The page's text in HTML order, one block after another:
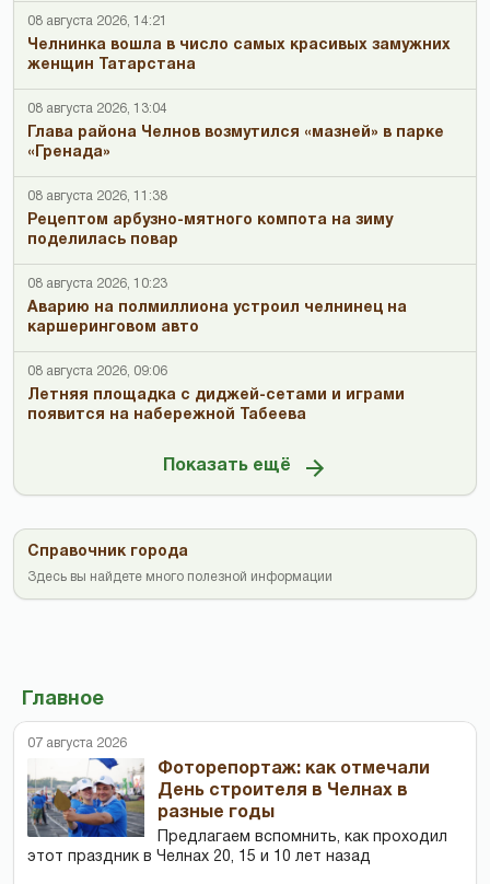
08 августа 2026, 14:21
Челнинка вошла в число самых красивых замужних
женщин Татарстана
08 августа 2026, 13:04
Глава района Челнов возмутился «мазней» в парке
«Гренада»
08 августа 2026, 11:38
Рецептом арбузно-мятного компота на зиму
поделилась повар
08 августа 2026, 10:23
Аварию на полмиллиона устроил челнинец на
каршеринговом авто
08 августа 2026, 09:06
Летняя площадка с диджей-сетами и играми
появится на набережной Табеева
Показать ещё
Справочник города
Здесь вы найдете много полезной информации
Главное
07 августа 2026
Фоторепортаж: как отмечали
День строителя в Челнах в
разные годы
Предлагаем вспомнить, как проходил
этот праздник в Челнах 20, 15 и 10 лет назад